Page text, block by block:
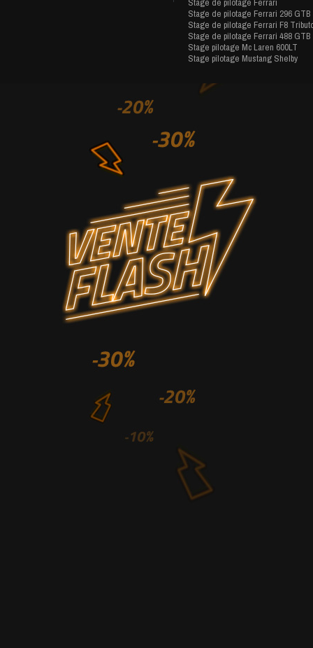
Stage de pilotage Ferrari 296 GTB
Stage de pilotage Ferrari F8
Stage de pilotage Ferrari 488 GTB
Stage pilotage Mc Laren 600LT
Stage pilotage Mustang Shelby